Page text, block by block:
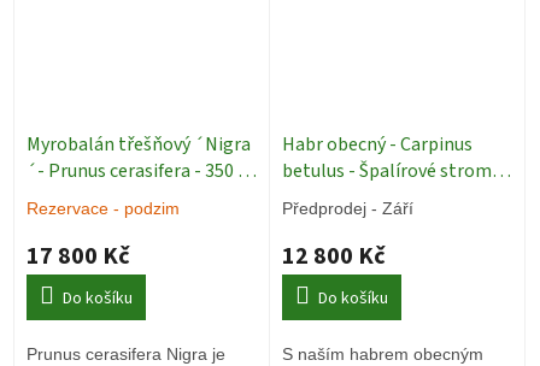
Myrobalán třešňový ´Nigra
´- Prunus cerasifera - 350 -
380 cm - vícekmen
Rezervace - podzim
17 800 Kč
Do košíku
Prunus cerasifera Nigra je
Habr obecný - Carpinus
betulus - Špalírové stromy
ok 14/16 Živé stěny
Předprodej - Září
12 800 Kč
Do košíku
S naším habrem obecným